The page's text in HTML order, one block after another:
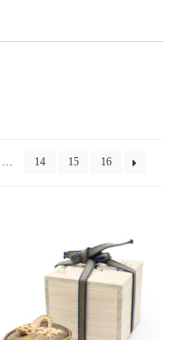
… 14 15 16